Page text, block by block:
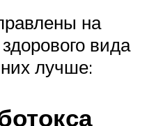
на
вида
лучше: